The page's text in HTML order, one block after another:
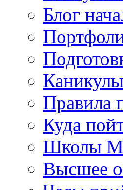
Блог
Правила
Куда
Школы
Высшее